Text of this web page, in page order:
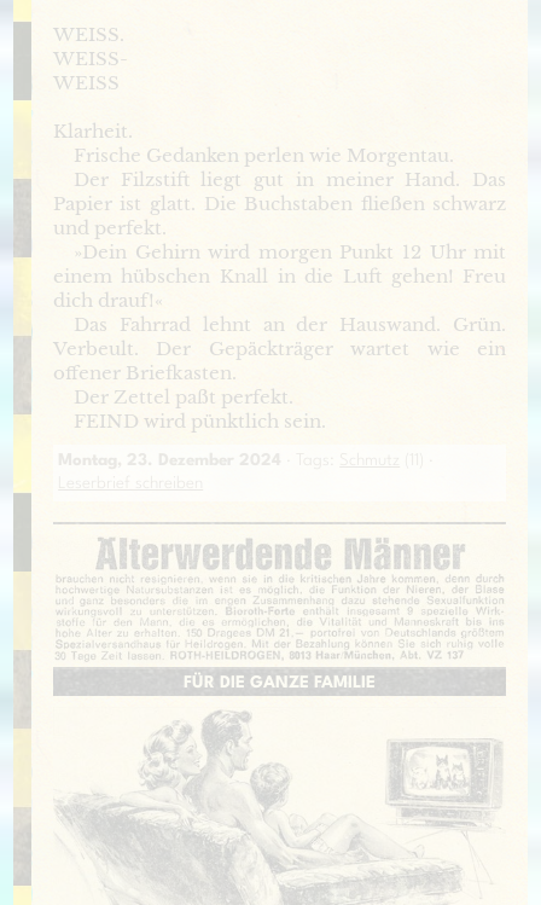
WEISS.
WEISS-
WEISS
Klarheit.
Frische Gedanken perlen wie Morgentau.
Der Filzstift liegt gut in meiner Hand. Das
Papier ist glatt. Die Buchstaben fließen schwarz
und perfekt.
»Dein Gehirn wird morgen Punkt 12 Uhr mit
einem hübschen Knall in die Luft gehen! Freu
dich drauf!«
Das Fahrrad lehnt an der Hauswand. Grün.
Verbeult. Der Gepäckträger wartet wie ein
offener Briefkasten.
Der Zettel paßt perfekt.
FEIND wird pünktlich sein.
Montag, 23. Dezember 2024
FÜR DIE GANZE FAMILIE